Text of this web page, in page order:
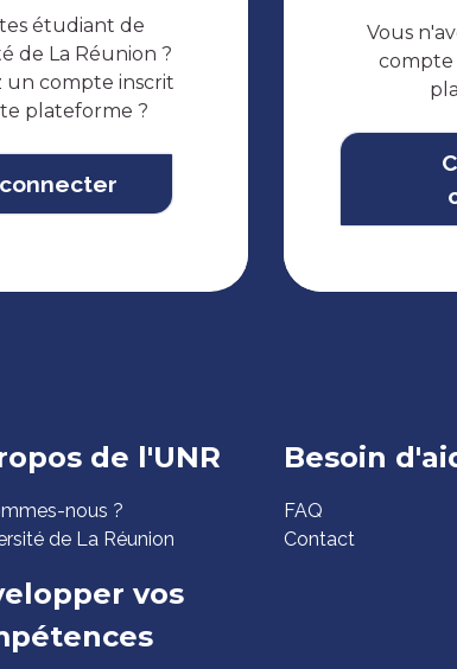
étudiant de
de La Réunion ?
un compte inscrit
plateforme ?
Vous
compte
de l'UNR
nous ?
de La Réunion
vos
Besoin
FAQ
Contact